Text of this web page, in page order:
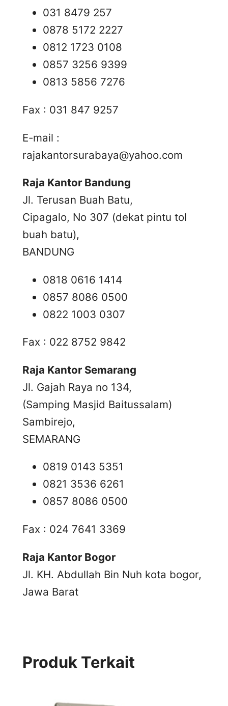
031 8479 257
0878 5172 2227
0812 1723 0108
0857 3256 9399
0813 5856 7276
Fax : 031 847 9257
E-mail :
rajakantorsurabaya@yahoo.com
Raja Kantor Bandung
Jl. Terusan Buah Batu,
Cipagalo, No 307 (dekat pintu tol
buah batu),
BANDUNG
0818 0616 1414
0857 8086 0500
0822 1003 0307
Fax : 022 8752 9842
Raja Kantor Semarang
Jl. Gajah Raya no 134,
(Samping Masjid Baitussalam)
Sambirejo,
SEMARANG
0819 0143 5351
0821 3536 6261
0857 8086 0500
Fax : 024 7641 3369
Raja Kantor Bogor
Jl. KH. Abdullah Bin Nuh kota bogor,
Jawa Barat
Produk Terkait